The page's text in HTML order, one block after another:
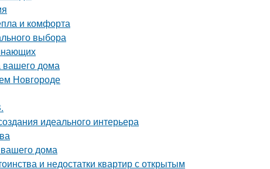
и комфорта
выбора
вашего дома
Новгороде
идеального интерьера
дома
и недостатки квартир с открытым